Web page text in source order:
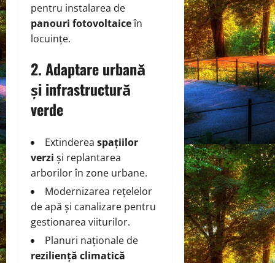
pentru instalarea de
panouri fotovoltaiceîn
locuințe.
2. Adaptare urbană
și infrastructură
verde
Extinderea spațiilor
verzi și replantarea
arborilor în zone urbane.
Modernizarea rețelelor
de apă și canalizare pentru
gestionarea viiturilor.
Planuri naționale de
reziliență climatică